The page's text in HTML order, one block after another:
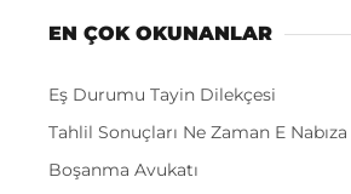
EN ÇOK OKUNANLAR
Eş Durumu Tayin Dilekçesi
Tahlil Sonuçları Ne Zaman E
Boşanma Avukatı